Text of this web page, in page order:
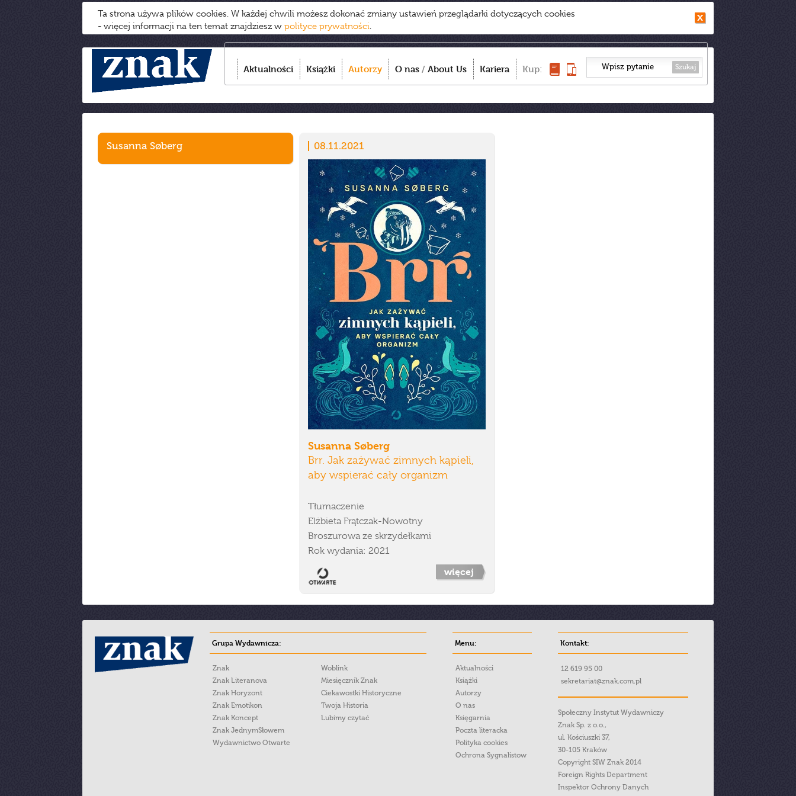
Ta strona używa plików cookies. W każdej chwili możesz dokonać zmiany ustawień przeglądarki dotyczących cookies
- więcej informacji na ten temat znajdziesz w polityce prywatności.
Aktualności Książki Autorzy O nas / About Us Kariera Kup: Szukaj
Susanna Søberg 08.11.2021
Susanna Søberg
Brr. Jak zażywać zimnych kąpieli,
aby wspierać cały organizm
Tłumaczenie
Elżbieta Frątczak-Nowotny
Broszurowa ze skrzydełkami
Rok wydania: 2021
więcej
Grupa Wydawnicza:
Znak
Znak Literanova
Znak Horyzont
Znak Emotikon
Znak Koncept
Znak JednymSłowem
Wydawnictwo Otwarte
Woblink
Miesięcznik Znak
Ciekawostki Historyczne
Twoja Historia
Lubimy czytać
Menu:
Aktualności
Książki
Autorzy
O nas
Księgarnia
Poczta literacka
Polityka cookies
Ochrona Sygnalistow
Kontakt:
12 619 95 00
sekretariat@znak.com.pl
Społeczny Instytut Wydawniczy
Znak Sp. z o.o.,
ul. Kościuszki 37,
30-105 Kraków
Copyright SIW Znak 2014
Foreign Rights Department
Inspektor Ochrony Danych